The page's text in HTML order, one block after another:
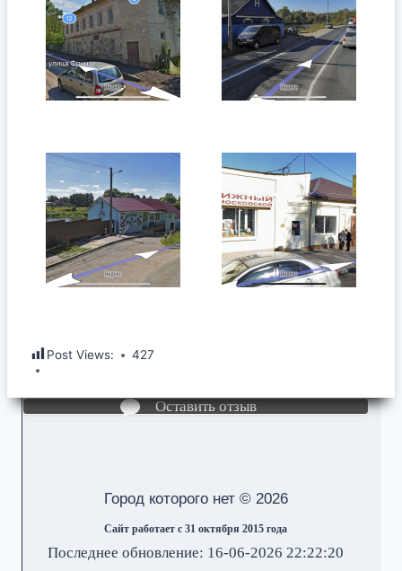
Post Views: 427
Оставить отзыв
Город которого нет © 2026
Сайт работает с 31 октября 2015 года
Последнее обновление: 16-06-2026 22:22:20